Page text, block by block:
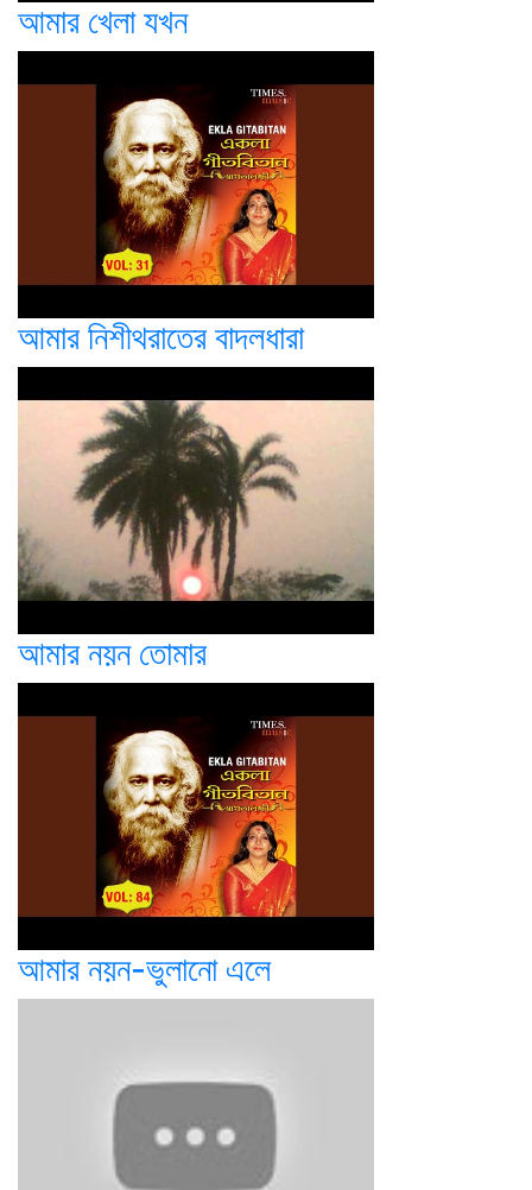
আমার খেলা যখন
আমার নিশীথরাতের বাদলধারা
আমার নয়ন তোমার
আমার নয়ন-ভুলানো এলে